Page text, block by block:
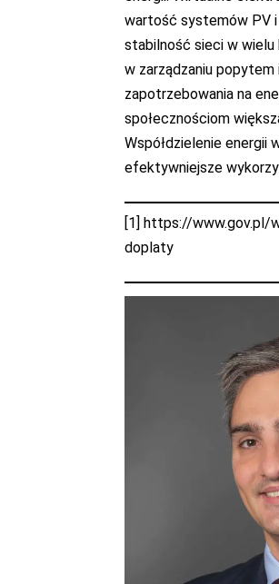
wartość systemów PV i
stabilność sieci w wielu
w zarządzaniu
zapotrzebowania na
społecznościom
Współdzielenie energii
efektywniejsze
[1] https://www.gov.pl/
doplaty